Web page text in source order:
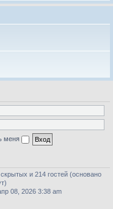
меня
и 214 гостей (основано
08, 2026 3:38 am